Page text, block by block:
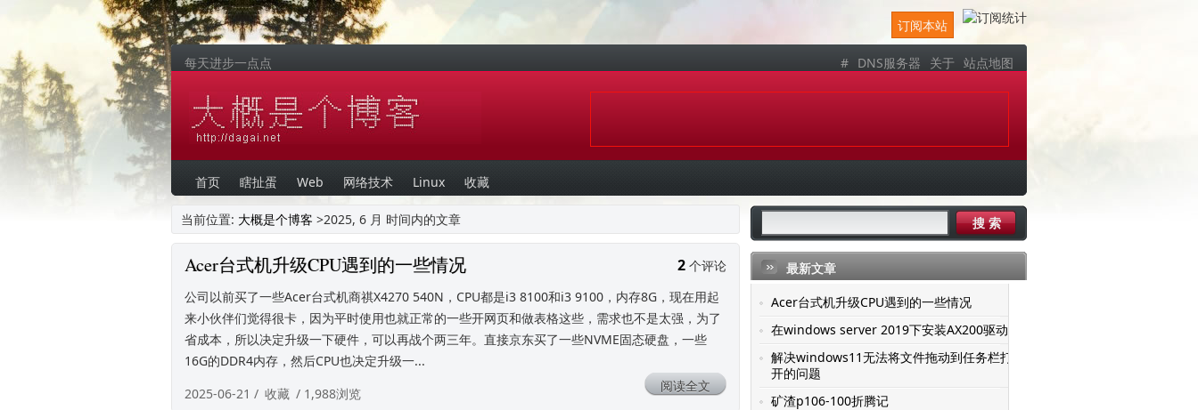
订阅本站
每天进步一点点 # DNS服务器 关于 站点地图
首页 瞎扯蛋 Web 网络技术 Linux 收藏
当前位置: 大概是个博客 >2025, 6 月 时间内的文章
Acer台式机升级CPU遇到的一些情况 2 个评论
公司以前买了一些Acer台式机商祺X4270 540N，CPU都是i3 8100和i3 9100，内存8G，现在用起
来小伙伴们觉得很卡，因为平时使用也就正常的一些开网页和做表格这些，需求也不是太强，为了
省成本，所以决定升级一下硬件，可以再战个两三年。直接京东买了一些NVME固态硬盘，一些
16G的DDR4内存，然后CPU也决定升级一...
2025-06-21 / 收藏 / 1,988浏览 阅读全文
最新文章
Acer台式机升级CPU遇到的一些情况
在windows server 2019下安装AX200驱动
解决windows11无法将文件拖动到任务栏打
开的问题
矿渣p106-100折腾记